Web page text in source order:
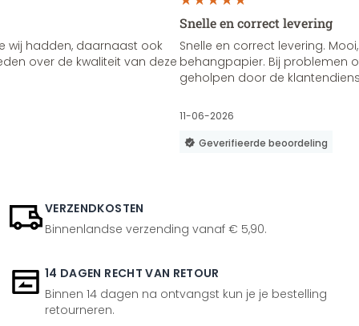
wij hadden, daarnaast ook
over de kwaliteit van deze
Snelle en correct levering
Snelle en correct levering.
behangpapier. Bij problemen
geholpen door de
11-06-2026
Geverifieerde beoordeling
VERZENDKOSTEN
Binnenlandse verzending vanaf € 5,90.
14 DAGEN RECHT VAN RETOUR
Binnen 14 dagen na ontvangst kun je je bestelling
retourneren.